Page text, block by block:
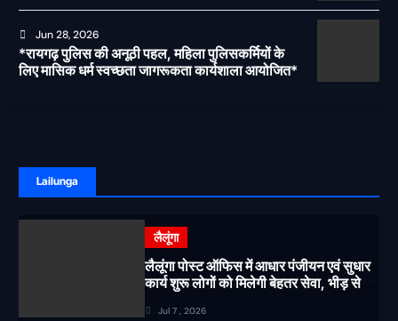
Jun 28, 2026
*रायगढ़ पुलिस की अनूठी पहल, महिला पुलिसकर्मियों के
लिए मासिक धर्म स्वच्छता जागरूकता कार्यशाला आयोजित*
Lailunga
लैलूंगा
लैलूंगा पोस्ट ऑफिस में आधार पंजीयन एवं सुधार
कार्य शुरू लोगों को मिलेगी बेहतर सेवा, भीड़ से
Jul 7 , 2026